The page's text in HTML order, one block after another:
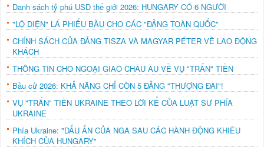
Danh sách tỷ phú USD thế giới 2026: HUNGARY CÓ 6 NGƯỜI
"LỘ DIỆN" LÁ PHIẾU BẦU CHO CÁC "ĐẢNG TOÀN QUỐC"
CHÍNH SÁCH CỦA ĐẢNG TISZA VÀ MAGYAR PÉTER VỀ LAO ĐỘNG
KHÁCH
THÔNG TIN CHO NGOẠI GIAO CHÂU ÂU VỀ VỤ "TRẤN" TIỀN
Bầu cử 2026: KHẢ NĂNG CHỈ CÒN 5 ĐẢNG "THƯỢNG ĐÀI"!
VỤ "TRẤN" TIỀN UKRAINE THEO LỜI KỂ CỦA LUẬT SƯ PHÍA
UKRAINE
Phía Ukraine: "DẤU ẤN CỦA NGA SAU CÁC HÀNH ĐỘNG KHIÊU
KHÍCH CỦA HUNGARY"